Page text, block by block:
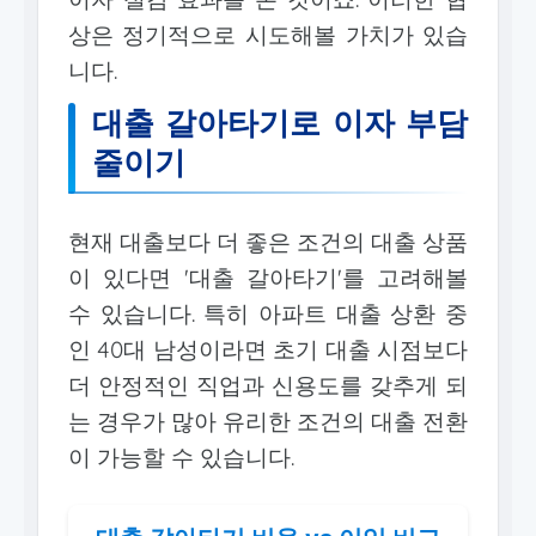
상은 정기적으로 시도해볼 가치가 있습
니다.
대출 갈아타기로 이자 부담
줄이기
현재 대출보다 더 좋은 조건의 대출 상품
이 있다면 '대출 갈아타기'를 고려해볼
수 있습니다. 특히 아파트 대출 상환 중
인 40대 남성이라면 초기 대출 시점보다
더 안정적인 직업과 신용도를 갖추게 되
는 경우가 많아 유리한 조건의 대출 전환
이 가능할 수 있습니다.